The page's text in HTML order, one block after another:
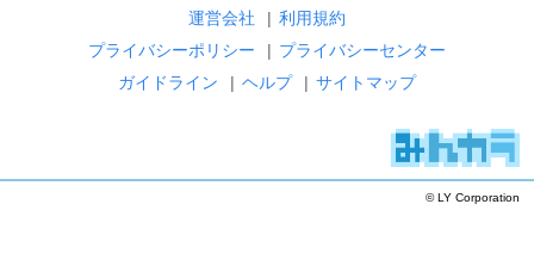
運営会社 | 利用規約
プライバシーポリシー
| プライバシーセンター
ガイドライン
| ヘルプ | サイトマップ
© LY Corporation